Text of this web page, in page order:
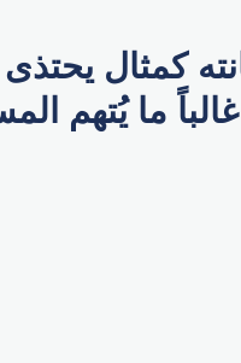
كمثال
ما يُتهم